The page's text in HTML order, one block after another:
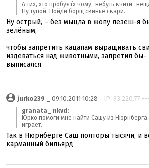
А тих, хто пробує їх чому- небуть вчити-
Ну тупой. Пойди борщ свинье свари.
Ну острый, – без мыцла в жопу лезеш-я
зелёным,
чтобы запретить кацапам выращивать
издеваться над животными, запретил бы-
выписался
jurko239 _ 09.10.2011 10:28 IP:
granata_ nkvd:
Юрко помоги мне найти Сашу из
играет.
Так в Нюрнберге Саш полторы тысячи, и
карманный бильярд